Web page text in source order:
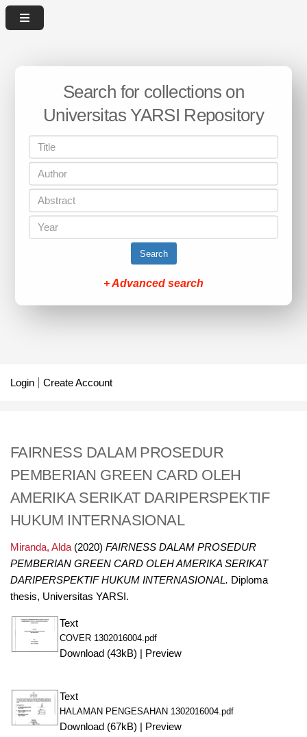
Search for collections on
Universitas YARSI Repository
Search
+ Advanced search
Login Create Account
FAIRNESS DALAM PROSEDUR
PEMBERIAN GREEN CARD OLEH
AMERIKA SERIKAT DARIPERSPEKTIF
HUKUM INTERNASIONAL
Miranda, Alda(2020) FAIRNESS DALAM PROSEDUR
PEMBERIAN GREEN CARD OLEH AMERIKA SERIKAT
DARIPERSPEKTIF HUKUM INTERNASIONAL. Diploma
thesis, Universitas YARSI.
Text
COVER 1302016004.pdf
Download (43kB) Preview
Text
HALAMAN PENGESAHAN 1302016004.pdf
Download (67kB) Preview